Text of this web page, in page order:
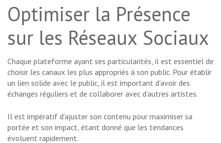
Optimiser la Présence
sur les Réseaux Sociaux
Chaque plateforme ayant ses particularités, il est essentiel de
choisir les canaux les plus appropriés à son public. Pour établir
un lien solide avec le public, il est important d’avoir des
échanges réguliers et de collaborer avec d’autres artistes.
Il est impératif d’ajuster son contenu pour maximiser sa
portée et son impact, étant donné que les tendances
évoluent rapidement.